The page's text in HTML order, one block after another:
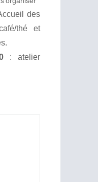
des
thé et
: atelier